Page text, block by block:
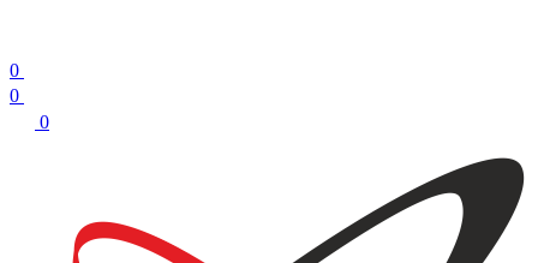
0
0
0